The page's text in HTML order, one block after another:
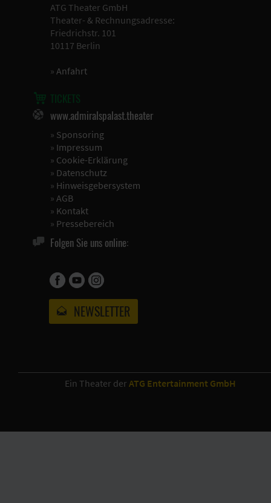
ATG Theater GmbH
Theater- & Rechnungsadresse:
Friedrichstr. 101
10117 Berlin
» Anfahrt
TICKETS
www.admiralspalast.theater
» Sponsoring
» Impressum
» Cookie-Erklärung
» Datenschutz
» Hinweisgebersystem
» AGB
» Kontakt
» Pressebereich
Folgen Sie uns online:
NEWSLETTER
Ein Theater der ATG Entertainment GmbH